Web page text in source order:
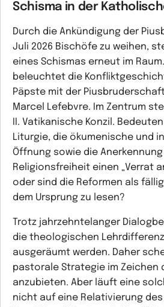
Schisma in der
Durch die Ankündigung der
Juli 2026 Bischöfe zu weihen,
eines Schismas erneut im
beleuchtet die
Päpste mit der
Marcel Lefebvre. Im Zentrum
II. Vatikanische Konzil.
Liturgie, die ökumenische und
Öffnung sowie die
Religionsfreiheit einen „Verrat
oder sind die Reformen als
dem Ursprung zu lesen?
Trotz jahrzehntelanger
die theologischen
ausgeräumt werden. Daher
pastorale Strategie im Zeichen
anzubieten. Aber läuft eine
nicht auf eine Relativierung des